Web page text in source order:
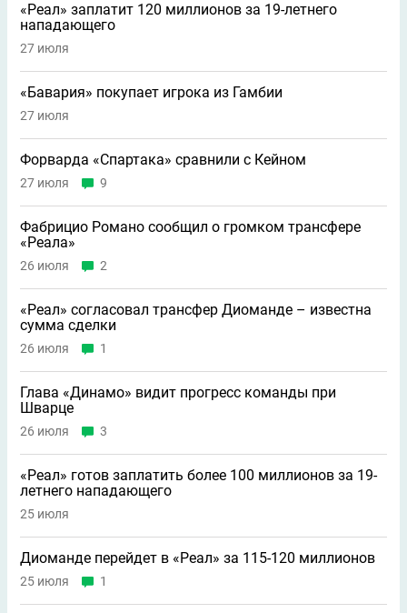
«Реал» заплатит 120 миллионов за 19-летнего
нападающего
27 июля
«Бавария» покупает игрока из Гамбии
27 июля
Форварда «Спартака» сравнили с Кейном
27 июля 9
Фабрицио Романо сообщил о громком трансфере
«Реала»
26 июля 2
«Реал» согласовал трансфер Диоманде – известна
сумма сделки
26 июля 1
Глава «Динамо» видит прогресс команды при
Шварце
26 июля 3
«Реал» готов заплатить более 100 миллионов за 19-
летнего нападающего
25 июля
Диоманде перейдет в «Реал» за 115-120 миллионов
25 июля 1